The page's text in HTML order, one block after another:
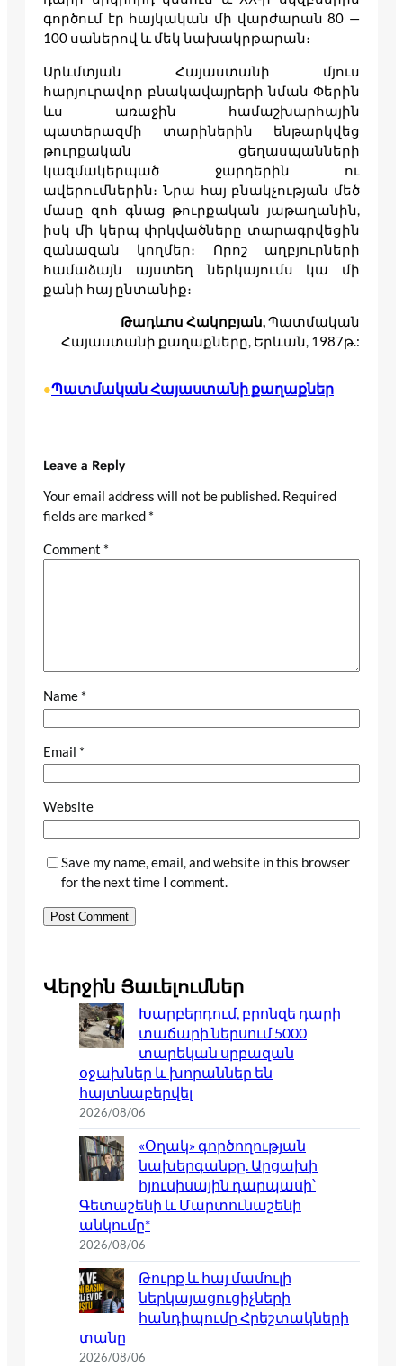
գործում էր հայկական մի վարժարան 80 —
100 սաներով և մեկ նախակրթարան։
Արևմտյան Հայաստանի մյուս
հարյուրավոր բնակավայրերի նման Փերին
ևս առաջին համաշխարհային
պատերազմի տարիներին ենթարկվեց
թուրքական ցեղասպանների
կազմակերպած ջարդերին ու
ավերումներին։ Նրա հայ բնակչության մեծ
մասը զոհ գնաց թուրքական յաթաղանին,
իսկ մի կերպ փրկվածները տարագրվեցին
զանազան կողմեր։ Որոշ աղբյուրների
համաձայն այստեղ ներկայումս կա մի
քանի հայ ընտանիք։
Թադևոս Հակոբյան,Պատմական
Հայաստանի քաղաքները, Երևան, 1987թ.:
•Պատմական Հայաստանի քաղաքներ
Leave a Reply
Your email address will not be published. Required
fields are marked *
Comment *
Name *
Email *
Website
Save my name, email, and website in this browser
for the next time I comment.
Վերջին Յաւելումներ
Խարբերդում, բրոնզե դարի
տաճարի ներսում 5000
տարեկան սրբազան
օջախներ և խորաններ են
հայտնաբերվել
2026/08/06
«Օղակ» գործողության
նախերգանքը. Արցախի
հյուսիսային դարպասի՝
Գետաշենի և Մարտունաշենի
անկումը*
2026/08/06
Թուրք և հայ մամուլի
ներկայացուցիչների
հանդիպումը Հրեշտակների
տանը
2026/08/06